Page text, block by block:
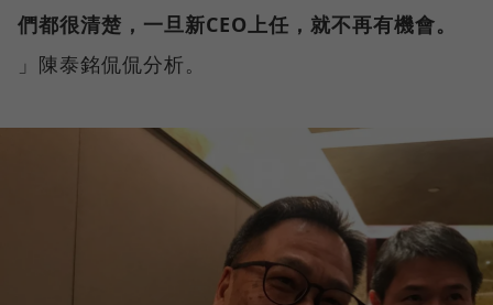
們都很清楚，一旦新CEO上任，就不再有機會。
」陳泰銘侃侃分析。